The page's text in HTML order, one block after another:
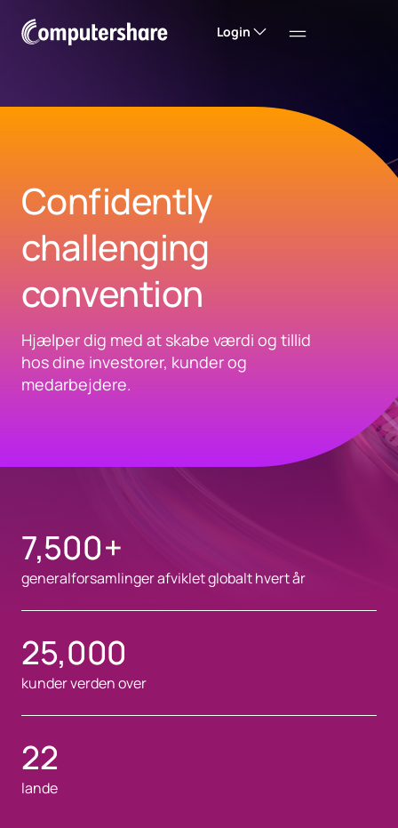
Login
Confidently
challenging
convention
Hjælper dig med at skabe værdi og tillid
hos dine investorer, kunder og
medarbejdere.
7,500+
generalforsamlinger afviklet globalt hvert år
25,000
kunder verden over
22
lande